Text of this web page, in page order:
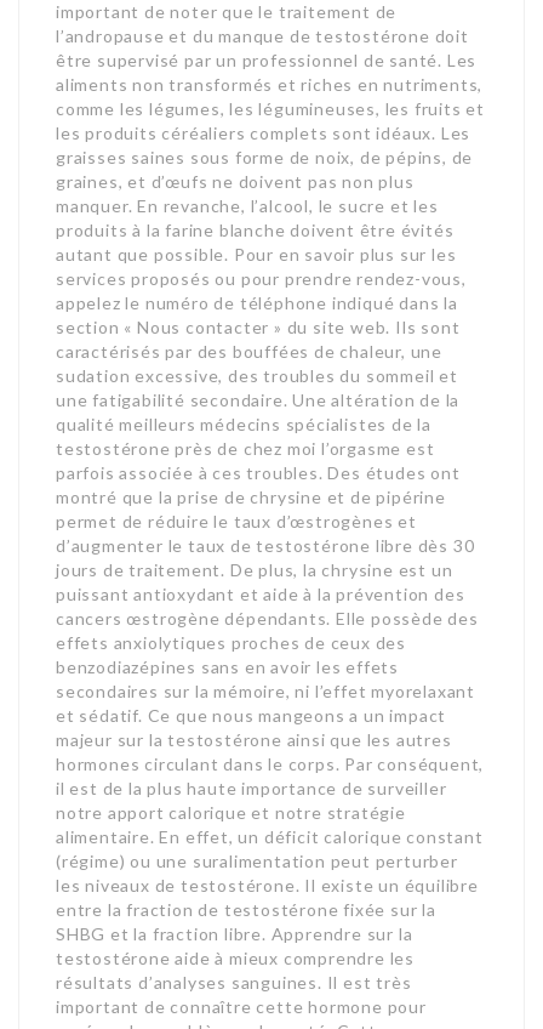
important de noter que le traitement de
l’andropause et du manque de testostérone doit
être supervisé par un professionnel de santé. Les
aliments non transformés et riches en nutriments,
comme les légumes, les légumineuses, les fruits et
les produits céréaliers complets sont idéaux. Les
graisses saines sous forme de noix, de pépins, de
graines, et d’œufs ne doivent pas non plus
manquer. En revanche, l’alcool, le sucre et les
produits à la farine blanche doivent être évités
autant que possible. Pour en savoir plus sur les
services proposés ou pour prendre rendez-vous,
appelez le numéro de téléphone indiqué dans la
section « Nous contacter » du site web. Ils sont
caractérisés par des bouffées de chaleur, une
sudation excessive, des troubles du sommeil et
une fatigabilité secondaire. Une altération de la
qualité meilleurs médecins spécialistes de la
testostérone près de chez moi l’orgasme est
parfois associée à ces troubles. Des études ont
montré que la prise de chrysine et de pipérine
permet de réduire le taux d’œstrogènes et
d’augmenter le taux de testostérone libre dès 30
jours de traitement. De plus, la chrysine est un
puissant antioxydant et aide à la prévention des
cancers œstrogène dépendants. Elle possède des
effets anxiolytiques proches de ceux des
benzodiazépines sans en avoir les effets
secondaires sur la mémoire, ni l’effet myorelaxant
et sédatif. Ce que nous mangeons a un impact
majeur sur la testostérone ainsi que les autres
hormones circulant dans le corps. Par conséquent,
il est de la plus haute importance de surveiller
notre apport calorique et notre stratégie
alimentaire. En effet, un déficit calorique constant
(régime) ou une suralimentation peut perturber
les niveaux de testostérone. Il existe un équilibre
entre la fraction de testostérone fixée sur la
SHBG et la fraction libre. Apprendre sur la
testostérone aide à mieux comprendre les
résultats d’analyses sanguines. Il est très
important de connaître cette hormone pour